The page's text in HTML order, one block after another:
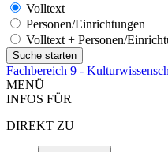
Volltext
Personen/Einrichtungen
Volltext + Personen/
Fachbereich 9 -
MENÜ
INFOS FÜR
DIREKT ZU